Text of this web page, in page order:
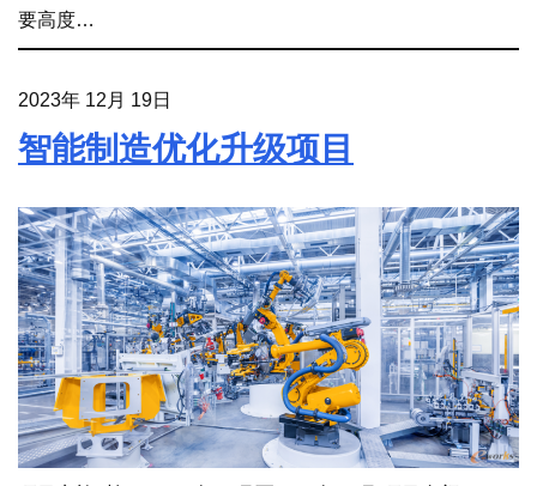
要高度…
2023年 12月 19日
智能制造优化升级项目